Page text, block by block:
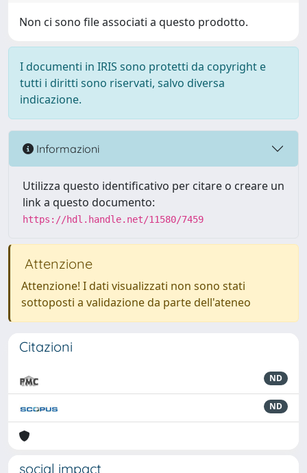
Non ci sono file associati a questo prodotto.
I documenti in IRIS sono protetti da copyright e
tutti i diritti sono riservati, salvo diversa
indicazione.
Informazioni
Utilizza questo identificativo per citare o creare un
link a questo documento:
https://hdl.handle.net/11580/7459
Attenzione
Attenzione! I dati visualizzati non sono stati
sottoposti a validazione da parte dell'ateneo
Citazioni
ND
ND
social impact